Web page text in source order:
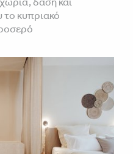
το κυπριακό